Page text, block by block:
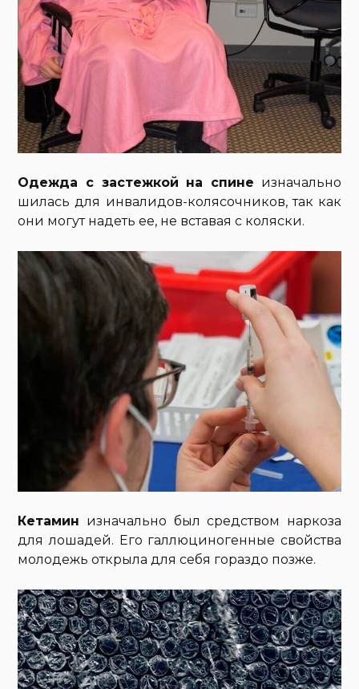
Одежда с застежкой на спине изначально
шилась для инвалидов-колясочников, так как
они могут надеть ее, не вставая с коляски.
Кетамин изначально был средством наркоза
для лошадей. Его галлюциногенные свойства
молодежь открыла для себя гораздо позже.